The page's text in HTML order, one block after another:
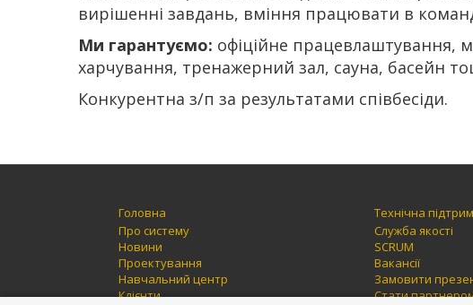
вирішенні завдань, вміння працювати в
Ми гарантуємо: офіційне працевлаштування,
харчування, тренажерний зал, сауна, басейн
Конкурентна з/п за результатами співбесіди.
Головна
Про систему
Новини
Проектування
Навчальний центр
Клієнти
Технічна
Служба якості
SCRUM
Вакансії
Замовити
Стати